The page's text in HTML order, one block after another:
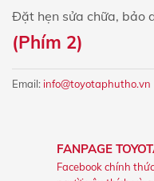
Đặt hẹn sửa chữa, bảo
(Phím 2)
Email: info@toyotaphutho.vn
FANPAGE
Facebook chính